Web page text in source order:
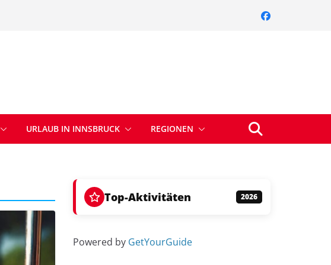
URLAUB IN INNSBRUCK REGIONEN
Top-Aktivitäten 2026
Powered by GetYourGuide